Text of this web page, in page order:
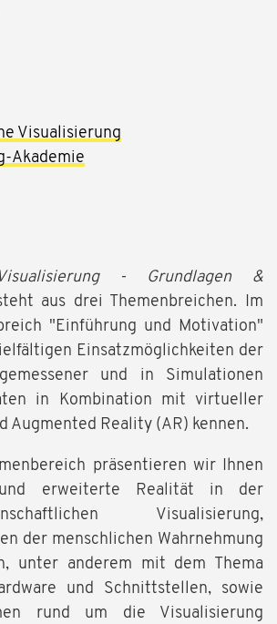
Visualisierung - Grundlagen &
aus drei Themenbreichen. Im
"Einführung und Motivation"
Einsatzmöglichkeiten der
und in Simulationen
in Kombination mit virtueller
Augmented Reality (AR) kennen.
präsentieren wir Ihnen
erweiterte Realität in der
Visualisierung,
der menschlichen Wahrnehmung
unter anderem mit dem Thema
und Schnittstellen, sowie
rund um die Visualisierung
Visualisierung
Akademie